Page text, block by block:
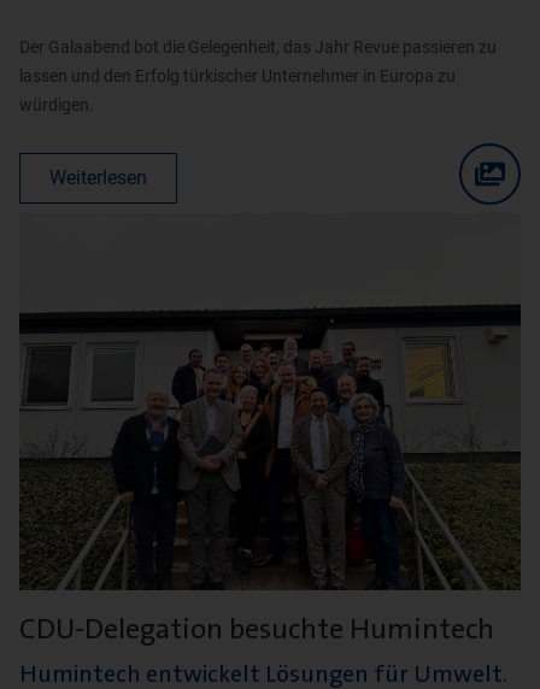
Der Galaabend bot die Gelegenheit, das Jahr Revue passieren zu
lassen und den Erfolg türkischer Unternehmer in Europa zu
würdigen.
Weiterlesen
CDU-Delegation besuchte Humintech
Humintech entwickelt Lösungen für Umwelt.